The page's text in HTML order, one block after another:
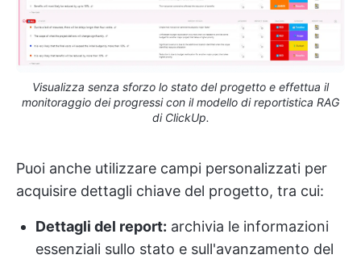
Visualizza senza sforzo lo stato del progetto e effettua il
monitoraggio dei progressi con il modello di reportistica RAG
di ClickUp.
Puoi anche utilizzare campi personalizzati per
acquisire dettagli chiave del progetto, tra cui:
Dettagli del report: archivia le informazioni
essenziali sullo stato e sull'avanzamento del